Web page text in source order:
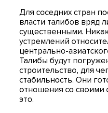
Для соседних стран
власти талибов вряд
существенными.
устремлений
центрально-
Талибы будут
строительство, для
стабильность. Они
отношения со своими
это.